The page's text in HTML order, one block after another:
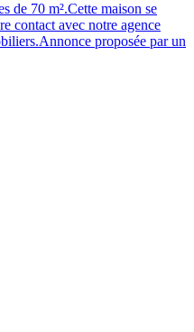
70 m².Cette maison se
contact avec notre agence
proposée par un